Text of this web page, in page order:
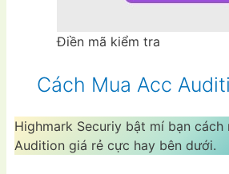
Điền mã kiểm tra
Cách Mua Acc
Highmark Securiy bật mí bạn cách
Audition giá rẻ cực hay bên dưới.